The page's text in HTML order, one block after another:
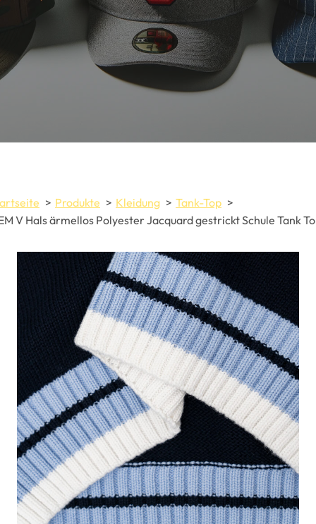
Produkte Kleidung
Tank-Top
V Hals ärmellos Polyester Jacquard gestrickt Schule Tank